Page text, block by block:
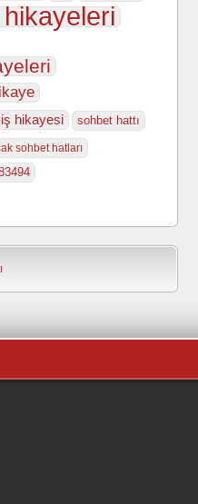
hikayesi sohbet hattı
sohbet hatları